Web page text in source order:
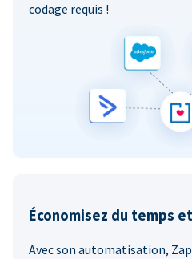
codage requis !
Économisez du temps
Avec son automatisation,